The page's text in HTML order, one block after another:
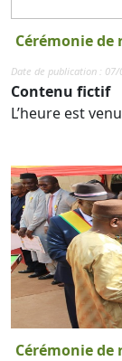
Cérémonie de
Date de publication :
Contenu fictif
L’heure est
Cérémonie de